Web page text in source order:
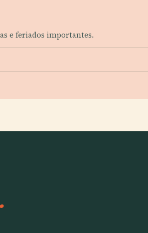
e feriados importantes.